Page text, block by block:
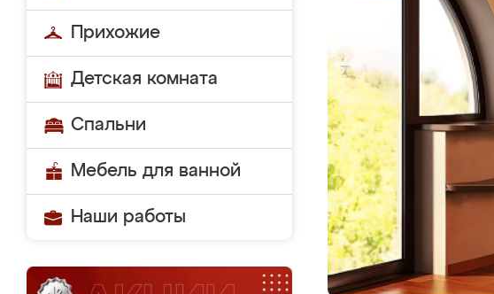
Прихожие
Детская комната
Спальни
Мебель для ванной
Наши работы